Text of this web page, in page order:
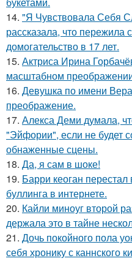
14. "Я Чувствовала Себя
рассказала, что пережила
домогательство в 17 лет.
15. Актриса Ирина
масштабном
16. Девушка по имени
преображение.
17. Алекса Деми думала,
"Эйфории", если не будет
обнаженные сцены.
18. Да, я сам в шоке!
19. Барри кеоган
буллинга в интернете.
20. Кайли миноуг второй
держала это в тайне
21. Дочь покойного пола
себя хронику с каннского